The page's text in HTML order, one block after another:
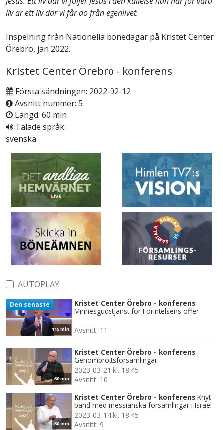
liv är ett liv där vi får dö från egenlivet.
Inspelning från Nationella bönedagar på Kristet Center
Örebro, jan 2022.
Kristet Center Örebro - konferens
Första sändningen: 2022-02-12
Avsnitt nummer: 5
Längd: 60 min
Talade språk:
svenska
AUTOPLAY
115 min
Den senaste
Kristet Center Örebro - konferens
Minnesgudstjänst för Förintelsens offer
-
Avsnitt: 11
60 min
Kristet Center Örebro - konferens
Genombrottsförsamlingar
2023-03-21 kl. 18.45
Avsnitt: 10
60 min
Kristet Center Örebro - konferens Knyt
band med messianska församlingar i Israel
2023-03-14 kl. 18.45
Avsnitt: 9